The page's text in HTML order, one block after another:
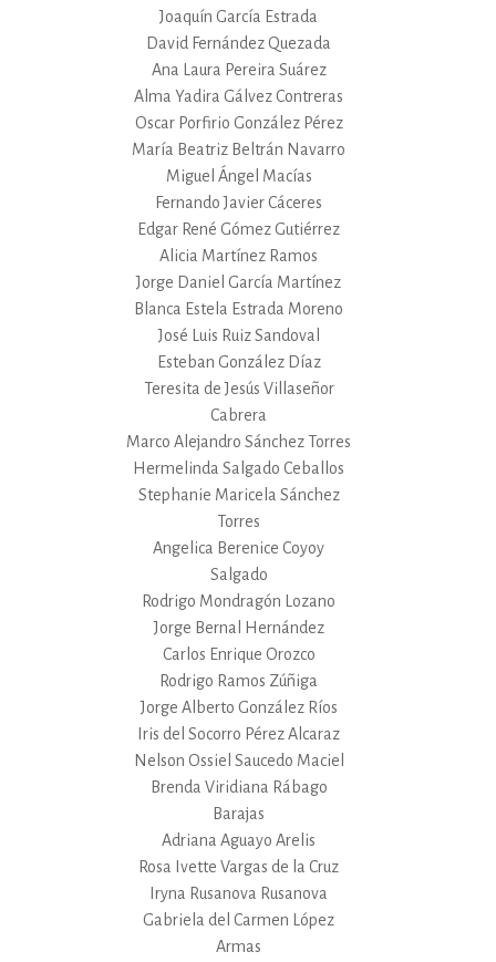
Joaquín García Estrada
David Fernández Quezada
Ana Laura Pereira Suárez
Alma Yadira Gálvez Contreras
Oscar Porfirio González Pérez
María Beatriz Beltrán Navarro
Miguel Ángel Macías
Fernando Javier Cáceres
Edgar René Gómez Gutiérrez
Alicia Martínez Ramos
Jorge Daniel García Martínez
Blanca Estela Estrada Moreno
José Luis Ruiz Sandoval
Esteban González Díaz
Teresita de Jesús Villaseñor
Cabrera
Marco Alejandro Sánchez Torres
Hermelinda Salgado Ceballos
Stephanie Maricela Sánchez
Torres
Angelica Berenice Coyoy
Salgado
Rodrigo Mondragón Lozano
Jorge Bernal Hernández
Carlos Enrique Orozco
Rodrigo Ramos Zúñiga
Jorge Alberto González Ríos
Iris del Socorro Pérez Alcaraz
Nelson Ossiel Saucedo Maciel
Brenda Viridiana Rábago
Barajas
Adriana Aguayo Arelis
Rosa Ivette Vargas de la Cruz
Iryna Rusanova Rusanova
Gabriela del Carmen López
Armas